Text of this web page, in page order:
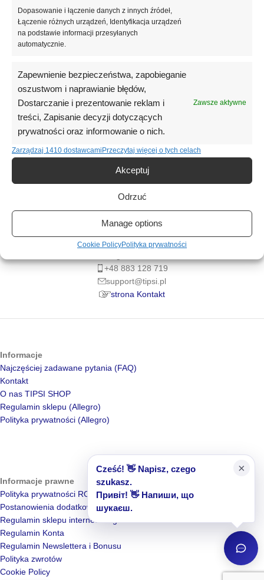
Dopasowanie i łączenie danych z innych źródeł,
Łączenie różnych urządzeń, Identyfikacja urządzeń
na podstawie informacji przesyłanych
automatycznie.
Zapewnienie bezpieczeństwa, zapobieganie
oszustwom i naprawianie błędów,
Dostarczanie i prezentowanie reklam i
treści, Zapisanie decyzji dotyczących
prywatności oraz informowanie o nich.
Zawsze aktywne
Zarządzaj 1410 dostawcamiPrzeczytaj więcej o tych celach
Akceptuj
Odrzuć
Manage options
Cookie PolicyPolityka prywatności
dostawa od 250 zł, wysyłka w 24h (dni robocze) i pomocna obsługa
klienta!
Piękno zaczyna się od Twoich działań!
+48 883 128 719
support@tipsi.pl
strona Kontakt
Informacje
Najczęściej zadawane pytania (FAQ)
Kontakt
O nas TIPSI SHOP
Regulamin sklepu (Allegro)
Polityka prywatności (Allegro)
Informacje prawne
Polityka prywatności RODO i cookies
Postanowienia dodatkowe – Ochrona danych
Regulamin sklepu internetowego
Regulamin Konta
Regulamin Newslettera i Bonusu
Polityka zwrotów
Cookie Policy
Cześć! 👋 Napisz, czego
szukasz.
Привіт! 👋 Напиши, що
шукаєш.
×